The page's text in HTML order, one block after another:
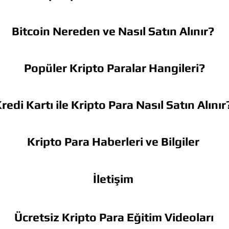
Bitcoin Nereden ve Nasıl Satın Alınır?
Popüler Kripto Paralar Hangileri?
Kartı ile Kripto Para Nasıl Satın
Kripto Para Haberleri ve Bilgiler
İletişim
Ücretsiz Kripto Para Eğitim Videoları